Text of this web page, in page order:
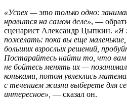
«Успех — это только одно:
нравится на самом деле», —
сценарист Александр Цыпкин. «Я
пожелать: пока вы еще маленькие,
больших взрослых решений,
Постарайтесь найти то, что
не бойтесь менять их —
коньками, потом увлеклись
с течением жизни выберете для
интересное», — сказал он.